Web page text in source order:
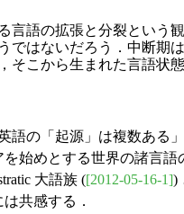
言語の拡張と分裂という
ではないだろう．中断期
そこから生まれた言語状
語の「起源」は複数ある
始めとする世界の諸言
大語族 ([2012-05-16-1])
共感する．